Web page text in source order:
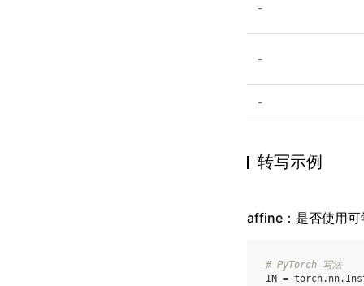
-
-
-
转写示例
affine：是否使用可
# PyTorch 写法
IN = torch. nn.